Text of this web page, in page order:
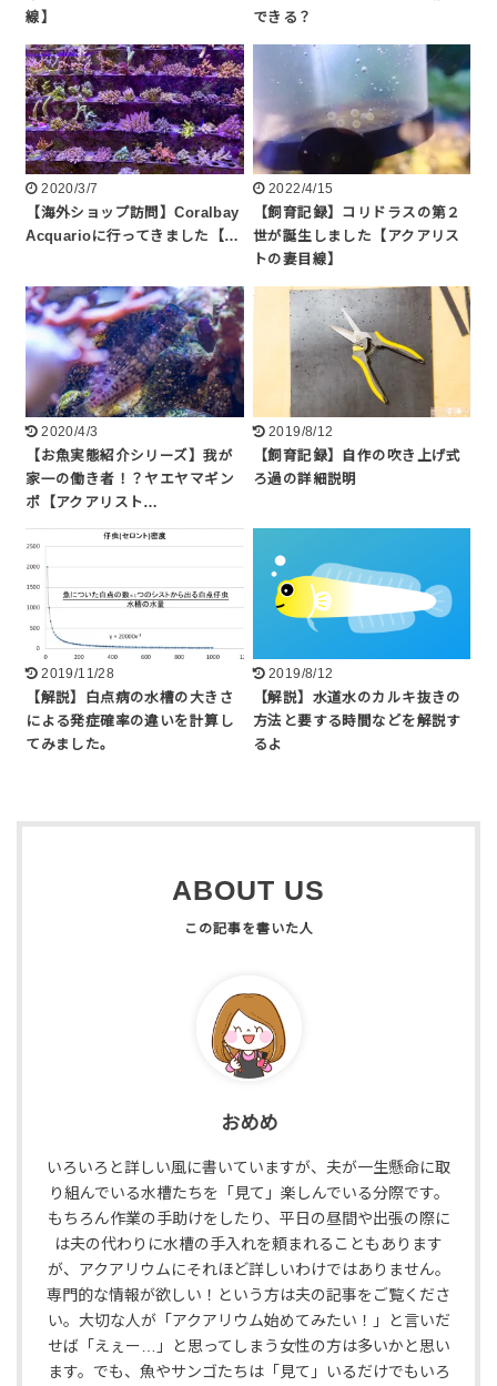
線】
できる？
2020/3/7
【海外ショップ訪問】Coralbay
Acquarioに行ってきました【…
2022/4/15
【飼育記録】コリドラスの第２
世が誕生しました【アクアリス
トの妻目線】
2020/4/3
【お魚実態紹介シリーズ】我が
家一の働き者！？ヤエヤマギン
ポ【アクアリスト…
2019/8/12
【飼育記録】自作の吹き上げ式
ろ過の詳細説明
2019/11/28
【解説】白点病の水槽の大きさ
による発症確率の違いを計算し
てみました。
2019/8/12
【解説】水道水のカルキ抜きの
方法と要する時間などを解説す
るよ
ABOUT US
おめめ
いろいろと詳しい風に書いていますが、夫が一生懸命に取
り組んでいる水槽たちを「見て」楽しんでいる分際です。
もちろん作業の手助けをしたり、平日の昼間や出張の際に
は夫の代わりに水槽の手入れを頼まれることもあります
が、アクアリウムにそれほど詳しいわけではありません。
専門的な情報が欲しい！という方は夫の記事をご覧くださ
い。大切な人が「アクアリウム始めてみたい！」と言いだ
せば「えぇー…」と思ってしまう女性の方は多いかと思い
ます。でも、魚やサンゴたちは「見て」いるだけでもいろ